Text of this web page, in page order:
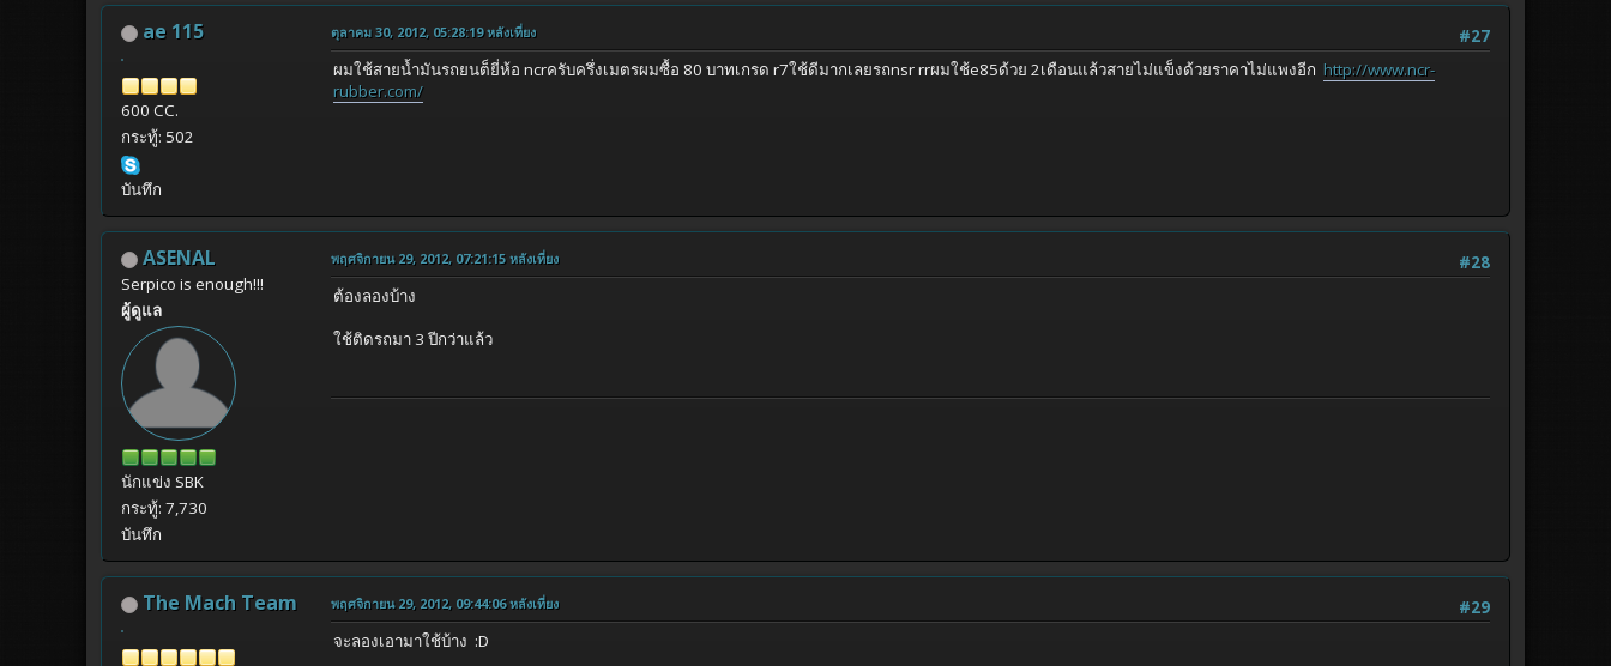
ae 115
600 CC.
กระทู้: 502
บันทึก
#27
ตุลาคม 30, 2012, 05:28:19 หลังเที่ยง
ผมใช้สายน้ำมันรถยนต็ยี่ห้อ ncrครับครึ่งเมตรผมซื้อ 80 บาทเกรด r7ใช้ดีมากเลยรถnsr rrผมใช้e85ด้วย 2เดือนแล้วสายไม่แข็งด้วยราคาไม่แพงอีก http://www.ncr-
rubber.com/
ASENAL
Serpico is enough!!!
ผู้ดูแล
นักแข่ง SBK
กระทู้: 7,730
บันทึก
#28
พฤศจิกายน 29, 2012, 07:21:15 หลังเที่ยง
ต้องลองบ้าง
ใช้ติดรถมา 3 ปีกว่าแล้ว
The Mach Team #29
พฤศจิกายน 29, 2012, 09:44:06 หลังเที่ยง
จะลองเอามาใช้บ้าง :D